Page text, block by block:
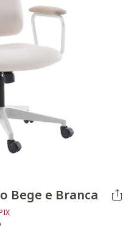
Bege e Branca